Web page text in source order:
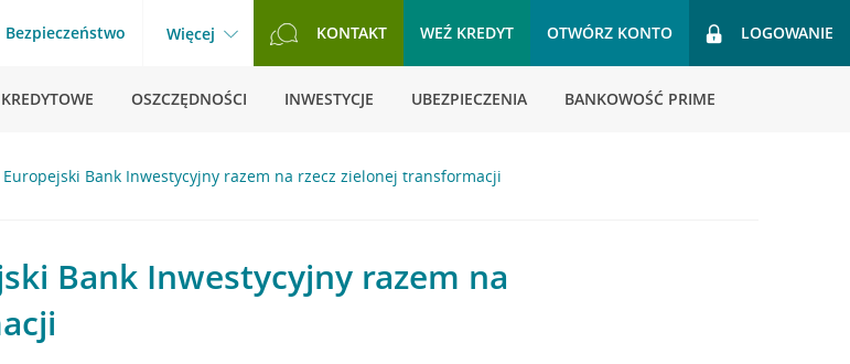
Bezpieczeństwo Więcej KONTAKT WEŹ KREDYT OTWÓRZ KONTO LOGOWANIE
OSZCZĘDNOŚCI INWESTYCJE UBEZPIECZENIA BANKOWOŚĆ PRIME
Bank Inwestycyjny razem na rzecz zielonej transformacji
Bank Inwestycyjny razem na